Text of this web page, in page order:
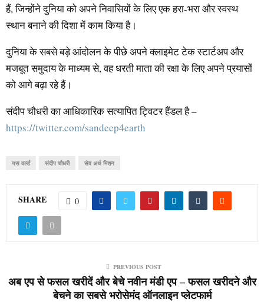
हैं, जिन्होंने दुनिया को अपने निवासियों के लिए एक हरा-भरा और स्वस्थ
स्थान बनाने की दिशा में काम किया है।
दुनिया के सबसे बड़े आंदोलन के पीछे अपने क्लाइमेट टेक स्टार्टअप और
मजबूत समुदाय के माध्यम से, वह धरती माता की रक्षा के लिए अपने प्रयासों
को आगे बढ़ा रहे हैं।
संदीप चौधरी का आधिकारिक सत्यापित ट्विटर हैंडल है –
https://twitter.com/sandeep4earth
यस वर्ल्ड संदीप चौधरी सेव अर्थ मिशन
SHARE 0
PREVIOUS POST
अब एप से फसल खरीदें और बेचे नवीन मंडी एप – फसल खरीदने और
बेचने का सबसे भरोसेमंद ऑनलाइन प्लेटफार्म